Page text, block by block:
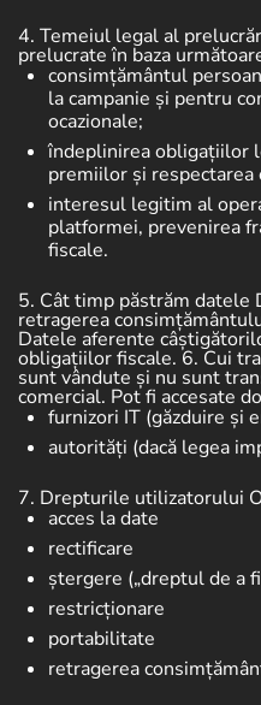
4. Temeiul legal al
prelucrate în baza
consimțământul
la campanie și pentru
ocazionale;
îndeplinirea obligațiilor
premiilor și
interesul legitim al
platformei, prevenirea
fiscale.
5. Cât timp păstrăm datele
retragerea
Datele aferente
obligațiilor fiscale. 6. Cui
sunt vândute și nu sunt
comercial. Pot fi accesate
furnizori IT (găzduire și
autorități (dacă legea
7. Drepturile utilizatorului
acces la date
rectificare
ștergere („dreptul de a
restricționare
portabilitate
retragerea